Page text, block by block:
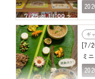
ギ
[7/
ミ